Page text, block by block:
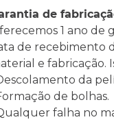
de
1 ano de
de recebimento
e fabricação.
da
de bolhas.
falha no